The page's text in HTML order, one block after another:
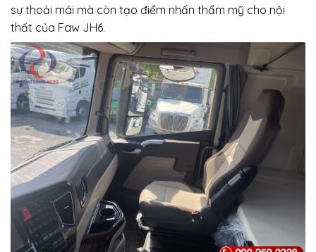
sự thoải mái mà còn tạo điểm nhấn thẩm mỹ cho nội
thất của Faw JH6.